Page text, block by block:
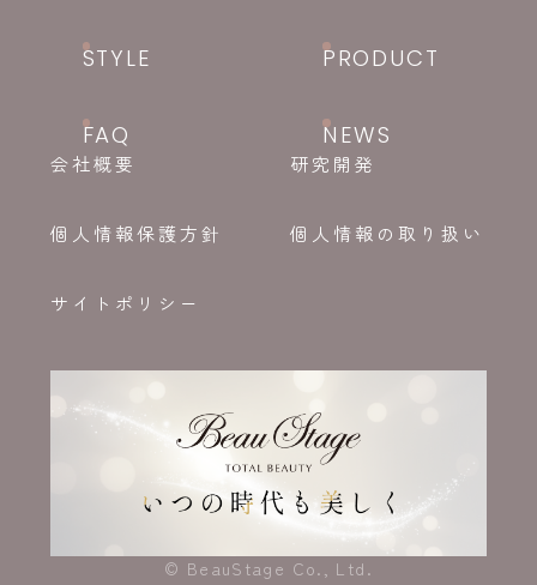
STYLE PRODUCT
FAQ NEWS
会社概要 研究開発
個人情報保護方針 個人情報の取り扱い
サイトポリシー
© BeauStage Co., Ltd.